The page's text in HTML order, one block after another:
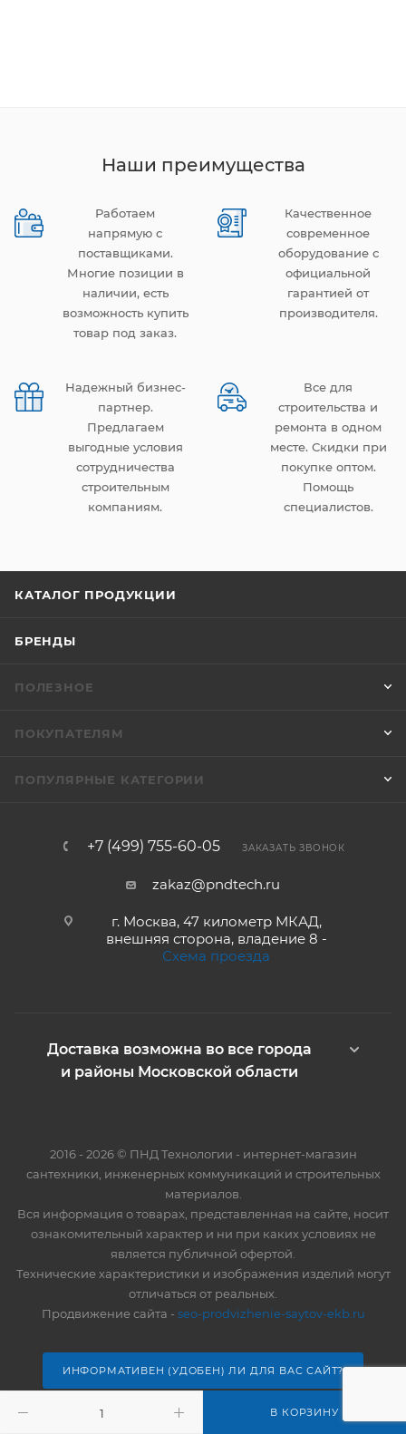
В КОРЗИНУ
Наши преимущества
Работаем
напрямую с
поставщиками.
Многие позиции в
наличии, есть
возможность купить
товар под заказ.
Качественное
современное
оборудование с
официальной
гарантией от
производителя.
Надежный бизнес-
партнер.
Предлагаем
выгодные условия
сотрудничества
строительным
компаниям.
Все для
строительства и
ремонта в одном
месте. Скидки при
покупке оптом.
Помощь
специалистов.
КАТАЛОГ ПРОДУКЦИИ
БРЕНДЫ
ПОЛЕЗНОЕ
ПОКУПАТЕЛЯМ
ПОПУЛЯРНЫЕ КАТЕГОРИИ
+7 (499) 755-60-05 ЗАКАЗАТЬ ЗВОНОК
zakaz@pndtech.ru
г. Москва, 47 километр МКАД,
внешняя сторона, владение 8 -
Схема проезда
Доставка возможна во все города
и районы Московской области
2016 - 2026 © ПНД Технологии - интернет-магазин
сантехники, инженерных коммуникаций и строительных
материалов.
Вся информация о товарах, представленная на сайте, носит
ознакомительный характер и ни при каких условиях не
является публичной офертой.
Технические характеристики и изображения изделий могут
отличаться от реальных.
Продвижение сайта - seo-prodvizhenie-saytov-ekb.ru
ИНФОРМАТИВЕН (УДОБЕН) ЛИ ДЛЯ ВАС САЙТ?